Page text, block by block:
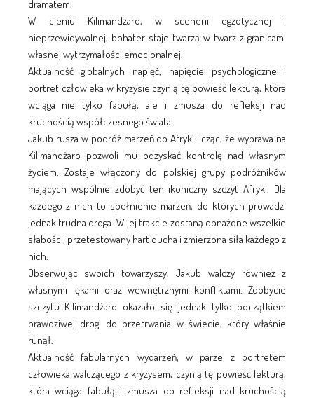
dramatem.
W cieniu Kilimandżaro, w scenerii egzotycznej i
nieprzewidywalnej, bohater staje twarzą w twarz z granicami
własnej wytrzymałości emocjonalnej.
Aktualność globalnych napięć, napięcie psychologiczne i
portret człowieka w kryzysie czynią tę powieść lekturą, która
wciąga nie tylko fabułą, ale i zmusza do refleksji nad
kruchością współczesnego świata.
Jakub rusza w podróż marzeń do Afryki licząc, że wyprawa na
Kilimandżaro pozwoli mu odzyskać kontrolę nad własnym
życiem. Zostaje włączony do polskiej grupy podróżników
mających wspólnie zdobyć ten ikoniczny szczyt Afryki. Dla
każdego z nich to spełnienie marzeń, do których prowadzi
jednak trudna droga. W jej trakcie zostaną obnażone wszelkie
słabości, przetestowany hart ducha i zmierzona siła każdego z
nich.
Obserwując swoich towarzyszy, Jakub walczy również z
własnymi lękami oraz wewnętrznymi konfliktami. Zdobycie
szczytu Kilimandżaro okazało się jednak tylko początkiem
prawdziwej drogi do przetrwania w świecie, który właśnie
runął.
Aktualność fabularnych wydarzeń, w parze z portretem
człowieka walczącego z kryzysem, czynią tę powieść lekturą,
która wciąga fabułą i zmusza do refleksji nad kruchością